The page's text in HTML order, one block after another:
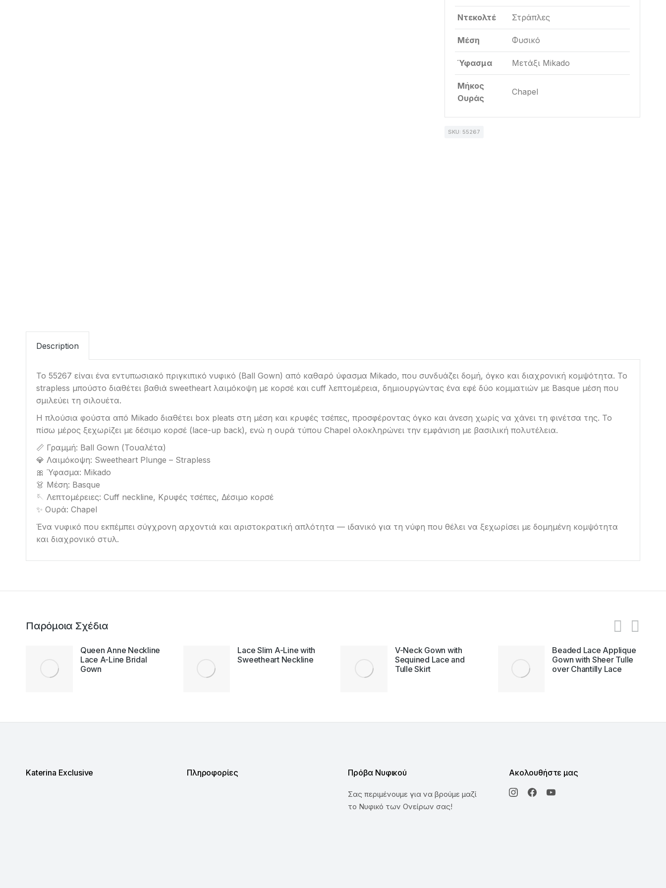
Ντεκολτέ Στράπλες
Μέση Φυσικό
Ύφασμα Μετάξι Mikado
Μήκος
Ουράς
Chapel
SKU: 55267
Description
Το 55267 είναι ένα εντυπωσιακό πριγκιπικό νυφικό (Ball Gown) από καθαρό ύφασμα Mikado, που συνδυάζει δομή, όγκο και διαχρονική κομψότητα. Το
strapless μπούστο διαθέτει βαθιά sweetheart λαιμόκοψη με κορσέ και cuff λεπτομέρεια, δημιουργώντας ένα εφέ δύο κομματιών με Basque μέση που
σμιλεύει τη σιλουέτα.
Η πλούσια φούστα από Mikado διαθέτει box pleats στη μέση και κρυφές τσέπες, προσφέροντας όγκο και άνεση χωρίς να χάνει τη φινέτσα της. Το
πίσω μέρος ξεχωρίζει με δέσιμο κορσέ (lace-up back), ενώ η ουρά τύπου Chapel ολοκληρώνει την εμφάνιση με βασιλική πολυτέλεια.
📏 Γραμμή: Ball Gown (Τουαλέτα)
💎 Λαιμόκοψη: Sweetheart Plunge – Strapless
🎀 Ύφασμα: Mikado
👗 Μέση: Basque
🪡 Λεπτομέρειες: Cuff neckline, Κρυφές τσέπες, Δέσιμο κορσέ
✨ Ουρά: Chapel
Ένα νυφικό που εκπέμπει σύγχρονη αρχοντιά και αριστοκρατική απλότητα — ιδανικό για τη νύφη που θέλει να ξεχωρίσει με δομημένη κομψότητα
και διαχρονικό στυλ.
Παρόμοια Σχέδια
Queen Anne Neckline
Lace A-Line Bridal
Gown
Lace Slim A-Line with
Sweetheart Neckline
V-Neck Gown with
Sequined Lace and
Tulle Skirt
Beaded Lace Applique
Gown with Sheer Tulle
over Chantilly Lace
Katerina Exclusive Πληροφορίες Πρόβα Νυφικού
Σας περιμένουμε για να βρούμε μαζί
το Νυφικό των Ονείρων σας!
Ακολουθήστε μας